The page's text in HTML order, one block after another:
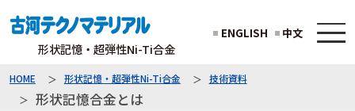
形状記憶・超弾性Ni-Ti合金
ENGLISH 中文
HOME 形状記憶・超弾性Ni-Ti合金 技術資料
形状記憶合金とは